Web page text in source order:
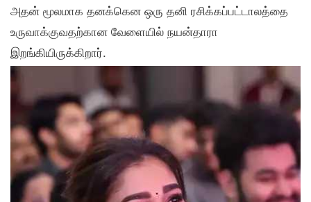
அதன் மூலமாக தனக்கென ஒரு தனி ரசிக்கப்பட்டாலத்தை
உருவாக்குவதற்கான வேளையில் நயன்தாரா
இறங்கியிருக்கிறார்.